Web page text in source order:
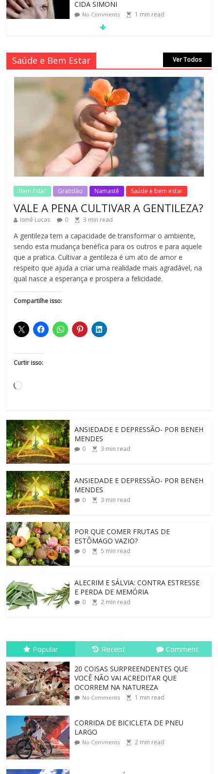
No Comments
VALE A PENA CULTIVAR A GENTILEZA?
No Comments
REINVENTANDO A VIDA AOS 70 ANOS
No Comments min read
LEI DO RETORNO
No Comments 1min read
Saúde e Bem Estar Ver Todos
Bem Estar Gratidão Namastê Saúde e bem estar
VALE A PENA CULTIVAR A GENTILEZA?
Ismê Lucas 0 3 min read
A gentileza tem a capacidade de transformar o ambiente,
sendo esta mudança benéfica para os outros e para aquele
que a pratica. Cultivar a gentileza é um ato de amor e
respeito que ajuda a criar uma realidade mais agradável, na
qual nasce a esperança e prospera a felicidade.
Compartilhe isso:
Curtir isso:
ANSIEDADE E DEPRESSÃO- POR BENEH
MENDES
0 3 min read
ANSIEDADE E DEPRESSÃO- POR BENEH
MENDES
0 3 min read
POR QUE COMER FRUTAS DE
ESTÔMAGO VAZIO?
0 5 min read
ALECRIM E SÁLVIA: CONTRA ESTRESSE
E PERDA DE MEMÓRIA
0 2 min read
Popular Recent Comment
20 COISAS SURPREENDENTES QUE
VOCÊ NÃO VAI ACREDITAR QUE
OCORREM NA NATUREZA
No Comments 1 min read
CORRIDA DE BICICLETA DE PNEU
LARGO
No Comments 2 min read